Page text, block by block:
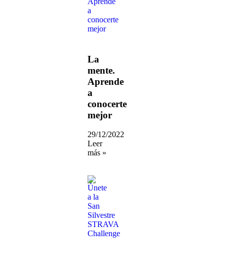
La
mente.
Aprende
a
conocerte
mejor
29/12/2022
Leer
más »